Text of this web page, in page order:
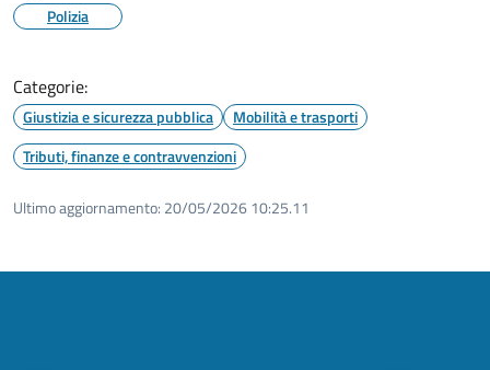
Polizia
Categorie:
Giustizia e sicurezza pubblica
Mobilità e trasporti
Tributi, finanze e contravvenzioni
Ultimo aggiornamento: 20/05/2026 10:25.11